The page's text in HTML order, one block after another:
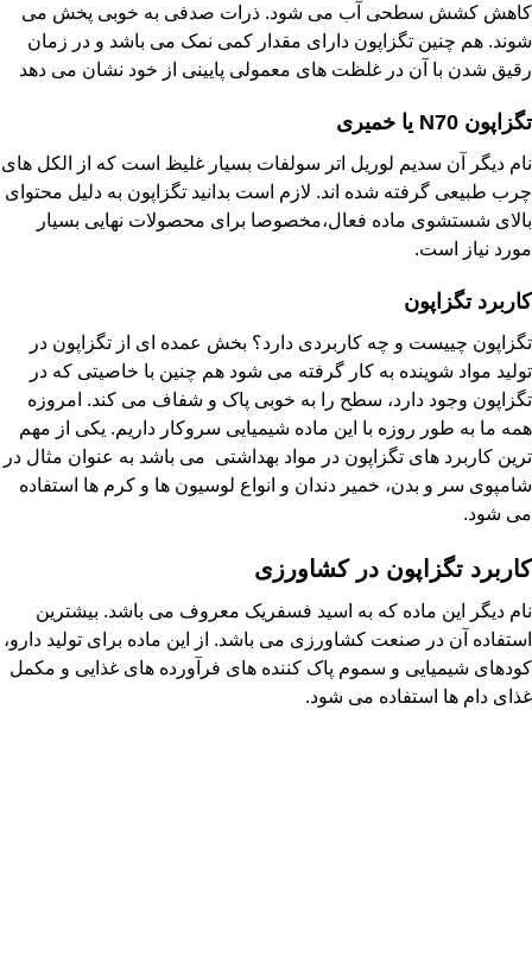
کاهش کشش سطحی آب می شود. ذرات صدفی به خوبی پخش می
شوند. هم چنین تگزاپون دارای مقدار کمی نمک می باشد و در زمان
رقیق شدن با آن در غلظت های معمولی پایینی از خود نشان می دهد
تگزاپون N70 یا خمیری
نام دیگر آن سدیم لوریل اتر سولفات بسیار غلیظ است که از الکل های
چرب طبیعی گرفته شده اند. لازم است بدانید تگزاپون به دلیل محتوای
بالای شستشوی ماده فعال،مخصوصا برای محصولات نهایی بسیار
مورد نیاز است.
کاربرد تگزاپون
تگزاپون چییست و چه کاربردی دارد؟ بخش عمده ای از تگزاپون در
تولید مواد شوینده به کار گرفته می شود هم چنین با خاصیتی که در
تگزاپون وجود دارد، سطح را به خوبی پاک و شفاف می کند. امروزه
همه ما به طور روزه با این ماده شیمیایی سروکار داریم. یکی از مهم
ترین کاربرد های تگزاپون در مواد بهداشتی می باشد به عنوان مثال در
شامپوی سر و بدن، خمیر دندان و انواع لوسیون ها و کرم ها استفاده
می شود.
کاربرد تگزاپون در کشاورزی
نام دیگر این ماده که به اسید فسفریک معروف می باشد. بیشترین
استفاده آن در صنعت کشاورزی می باشد. از این ماده برای تولید دارو،
کودهای شیمیایی و سموم پاک کننده های فرآورده های غذایی و مکمل
غذای دام ها استفاده می شود.